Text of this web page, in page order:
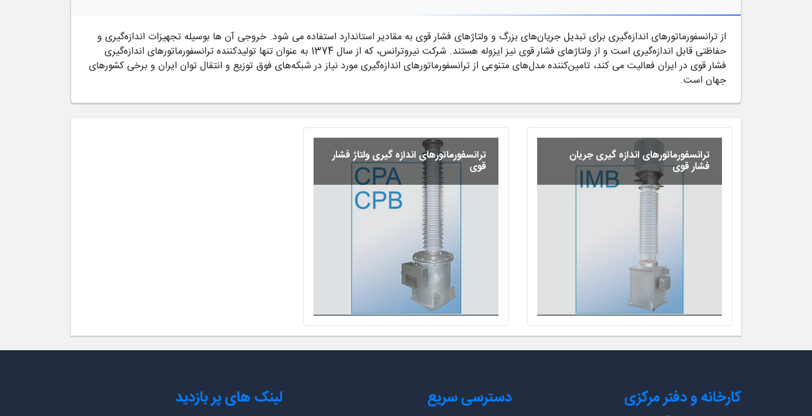
از ترانسفورماتورهای اندازه‌گیری برای تبدیل جریان‌های بزرگ و ولتاژهای فشار قوی به مقادیر استاندارد استفاده می شود. خروجی آن ها بوسیله تجهیزات اندازه‌گیری و
حفاظتی قابل اندازه‌گیری است و از ولتاژهای فشار قوی نیز ایزوله هستند. شرکت نیروترانس، که از سال 1374 به عنوان تنها تولیدکننده ترانسفورماتورهای اندازه‌گیری
فشار قوی در ایران فعالیت می کند، تامین‌کننده مدل‌های متنوعی از ترانسفورماتورهای اندازه‌گیری مورد نیاز در شبکه‌های فوق توزیع و انتقال توان ایران و برخی کشورهای
جهان است.
ترانسفورماتورهای اندازه گیری جریان
فشار قوی
ترانسفورماتورهای اندازه گیری ولتاژ فشار
قوی
کارخانه و دفتر مرکزی دسترسی سریع لینک های پر بازدید